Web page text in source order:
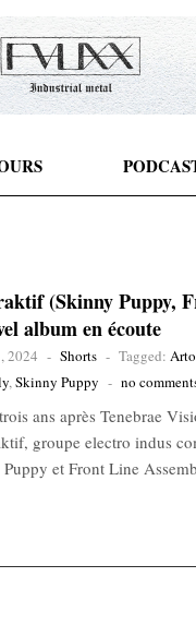
(Skinny Puppy,
album en écoute
2024 - Shorts - Tagged:
,Skinny Puppy - no
ans après Tenebrae
groupe electro indus
et Front Line